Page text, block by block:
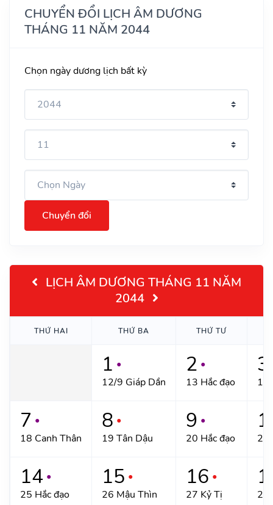
CHUYỂN ĐỔI LỊCH ÂM DƯƠNG
THÁNG 11 NĂM 2044
Chọn ngày dương lịch bất kỳ
Chuyển đổi
LỊCH ÂM DƯƠNG THÁNG 11 NĂM
2044
THỨ HAI THỨ BA THỨ TƯ
1 ●
12/9 Giáp Dần
2 ●
13 Hắc đạo
3
14
7 ●
18 Canh Thân
8 ●
19 Tân Dậu
9 ●
20 Hắc đạo 21
14 ●
25 Hắc đạo
15 ●
26 Mậu Thìn
16 ●
27 Kỷ Tị 28